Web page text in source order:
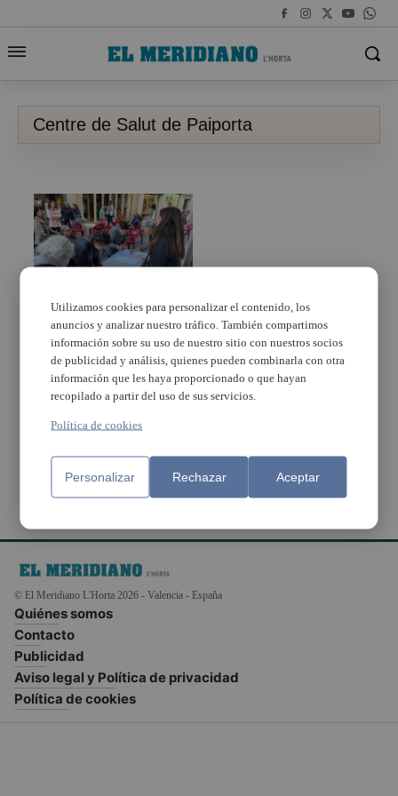
Centre de Salut de Paiporta
Compromís comença
una recollida de
signatures per a
recuperar el Servei de
Radiodiagnòstic en el
Centre de Salut de
Paiporta
© El Meridiano L'Horta 2026 - Valencia - España
Quiénes somos
Contacto
Publicidad
Aviso legal y Política de privacidad
Política de cookies
Utilizamos cookies para personalizar el contenido, los
anuncios y analizar nuestro tráfico. También compartimos
información sobre su uso de nuestro sitio con nuestros socios
de publicidad y análisis, quienes pueden combinarla con otra
información que les haya proporcionado o que hayan
recopilado a partir del uso de sus servicios.
Política de cookies
Personalizar Rechazar Aceptar